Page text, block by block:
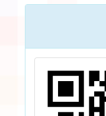
野教育
計畫」
題研
理及基